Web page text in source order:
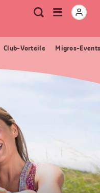
Meta
Navigation
Suche
Menu
öffnen
Club-Vorteile Migros-